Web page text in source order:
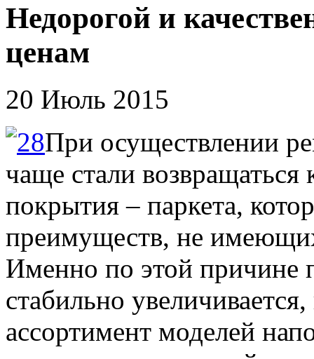
Недорогой и
ценам
20 Июль 2015
При осуществлении
чаще стали возвращаться
покрытия – паркета,
преимуществ, не
Именно по этой причине
стабильно
ассортимент моделей